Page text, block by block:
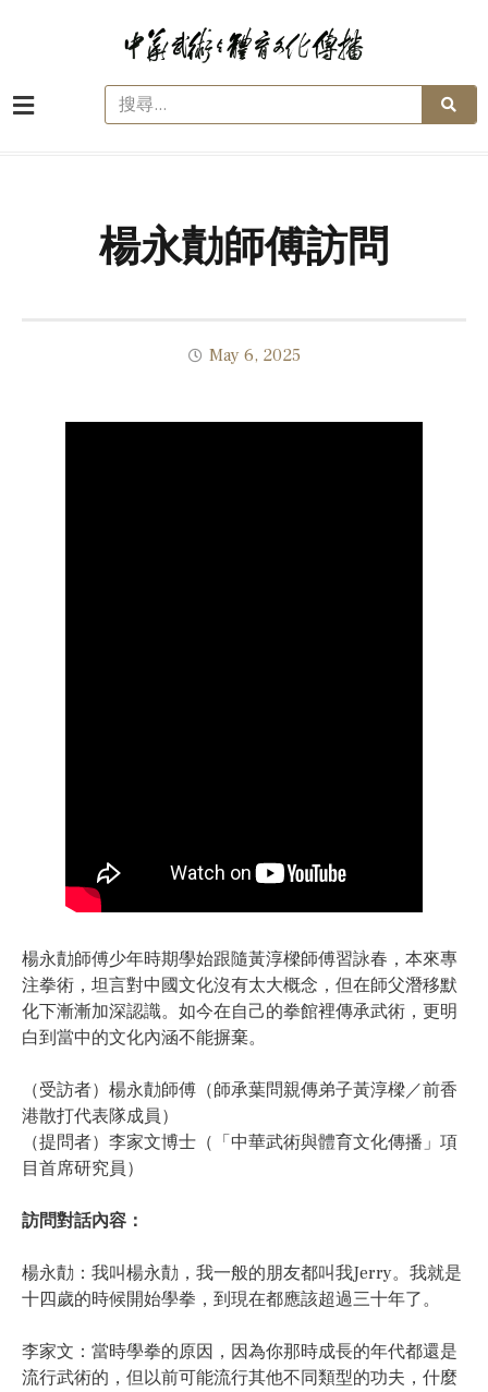
楊永勣師傅訪問
May 6, 2025
楊永勣師傅少年時期學始跟隨黃淳樑師傅習詠春，本來專
注拳術，坦言對中國文化沒有太大概念，但在師父潛移默
化下漸漸加深認識。如今在自己的拳館裡傳承武術，更明
白到當中的文化內涵不能摒棄。
（受訪者）楊永勣師傅（師承葉問親傳弟子黃淳樑／前香
港散打代表隊成員）
（提問者）李家文博士（「中華武術與體育文化傳播」項
目首席研究員）
訪問對話內容：
楊永勣：我叫楊永勣，我一般的朋友都叫我Jerry。我就是
十四歲的時候開始學拳，到現在都應該超過三十年了。
李家文：當時學拳的原因，因為你那時成長的年代都還是
流行武術的，但以前可能流行其他不同類型的功夫，什麼